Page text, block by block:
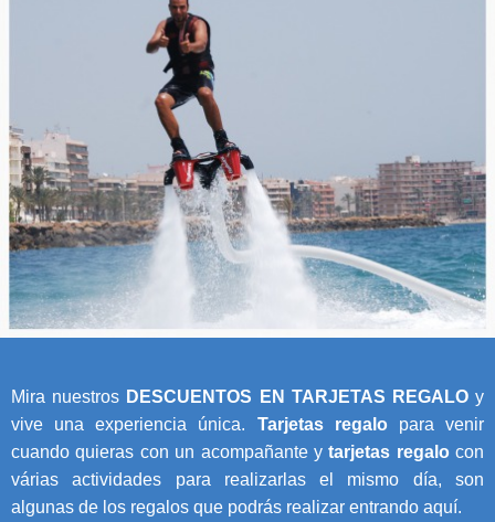
Mira nuestros DESCUENTOS EN TARJETAS REGALOy
vive una experiencia única. Tarjetas regalopara venir
cuando quieras con un acompañante ytarjetas regalocon
várias actividades para realizarlas el mismo día, son
algunas de los regalos que podrás realizar entrando aquí.